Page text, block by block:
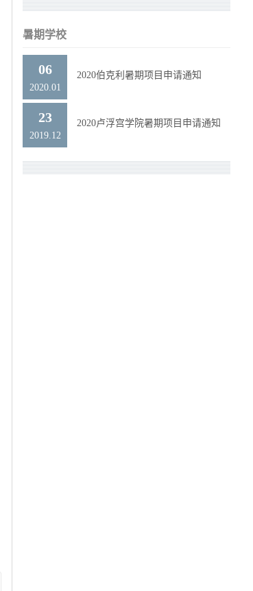
暑期学校
06
2020.01
2020伯克利暑期项目申请通知
23
2019.12
2020卢浮宫学院暑期项目申请通知